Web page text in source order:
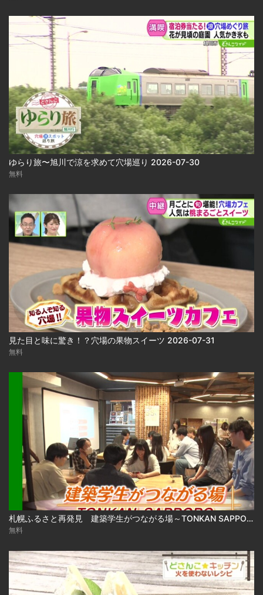
ゆらり旅〜旭川で涼を求めて穴場巡り 2026-07-30
無料
見た目と味に驚き！？穴場の果物スイーツ 2026-07-31
無料
札幌ふるさと再発見 建築学生がつながる場～TONKAN SAPPORO～2026年8月1日放送
無料